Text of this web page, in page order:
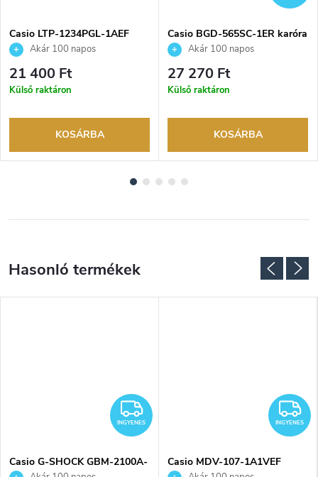
Casio LTP-1234PGL-1AEF
karóraAkár 100 napos
visszaküldési lehetőség. Hivatalos
márkakereskedő.
21 400 Ft
Külső raktáron
KOSÁRBA
Casio BGD-565SC-1ER karóra
Akár 100 napos
visszaküldési lehetőség. Hivatalos
márkakereskedő.
27 270 Ft
Külső raktáron
KOSÁRBA
INGYENES
INGYENES
Casio G-SHOCK GBM-2100A-
INGYENES
Casio MDV-107-1A1VEF